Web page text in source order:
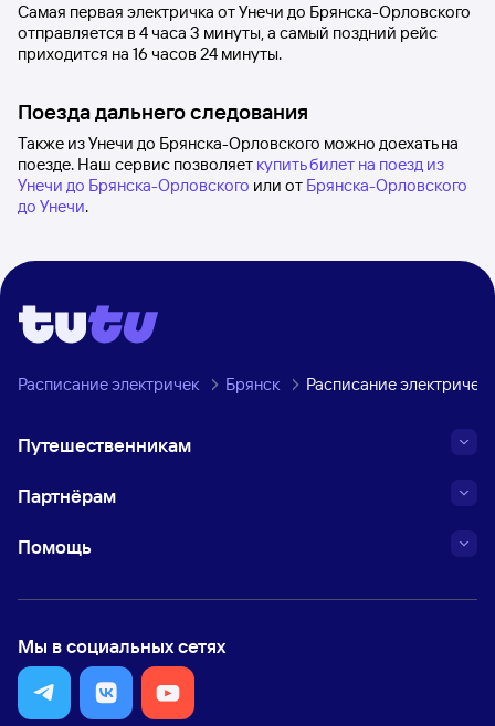
Самая первая электричка отУнечи до Брянска-Орловского
отправляется в 4часа 3 минуты, а самый поздний рейс
приходится на 16 часов 24 минуты.
Поезда дальнего следования
Также из Унечи до Брянска-Орловского можно доехать на
поезде. Наш сервис позволяет купить билет на поезд из
Унечи до Брянска-Орловского или от Брянска-Орловского
до Унечи.
Расписание электричек Брянск Расписание
Путешественникам
Партнёрам
Помощь
Мы в социальных сетях